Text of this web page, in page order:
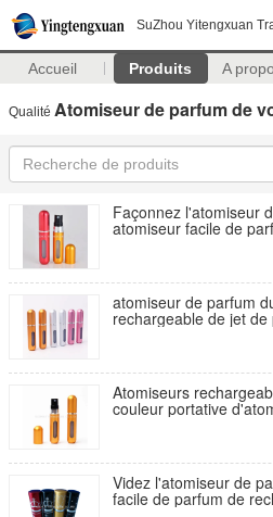
SuZhou Yitengxuan
Accueil Produits A
Qualité Atomiseur de parfum de
Façonnez l'atomiseur
atomiseur facile de
atomiseur de parfum
rechargeable de jet
Atomiseurs
couleur portative
Videz l'atomiseur de
facile de parfum de